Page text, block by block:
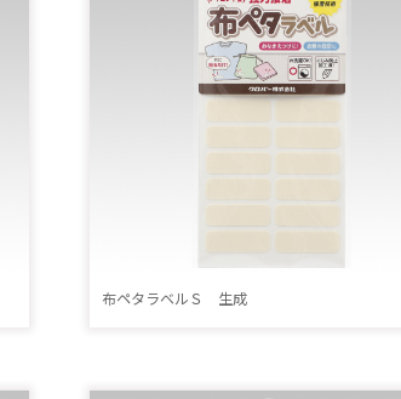
布ペタラベルＳ 生成